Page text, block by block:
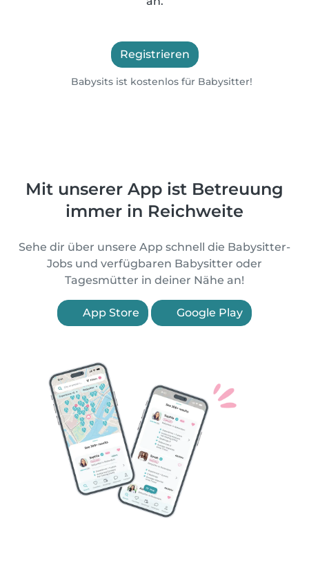
Registrieren
Babysits ist kostenlos für Babysitter!
Mit unserer App ist Betreuung
immer in Reichweite
Sehe dir über unsere App schnell die Babysitter-
Jobs und verfügbaren Babysitter oder
Tagesmütter in deiner Nähe an!
App Store Google Play